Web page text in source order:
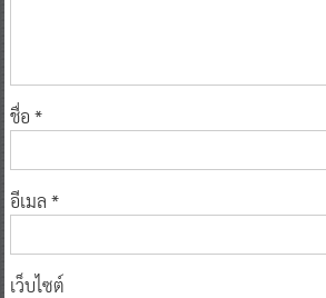
ชื่อ *
อีเมล *
เว็บไซต์